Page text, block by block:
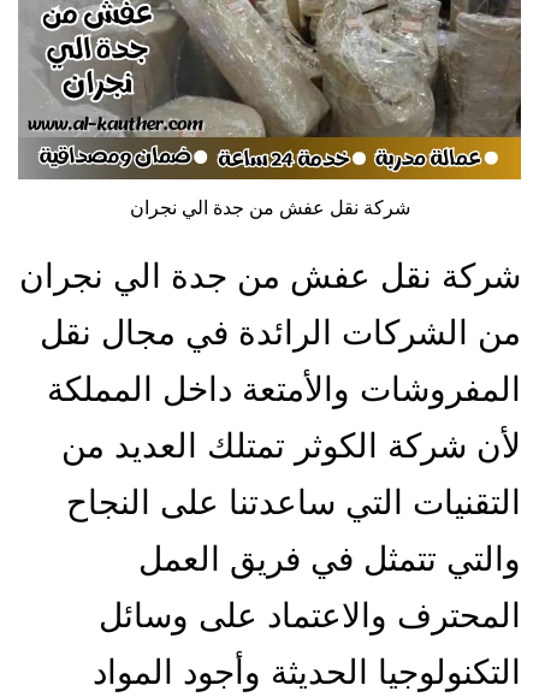
شركة نقل عفش من جدة الي نجران
شركة نقل عفش من جدة الي نجران
من الشركات الرائدة في مجال نقل
المفروشات والأمتعة داخل المملكة
لأن شركة الكوثر تمتلك العديد من
التقنيات التي ساعدتنا على النجاح
والتي تتمثل في فريق العمل
المحترف والاعتماد على وسائل
التكنولوجيا الحديثة وأجود المواد